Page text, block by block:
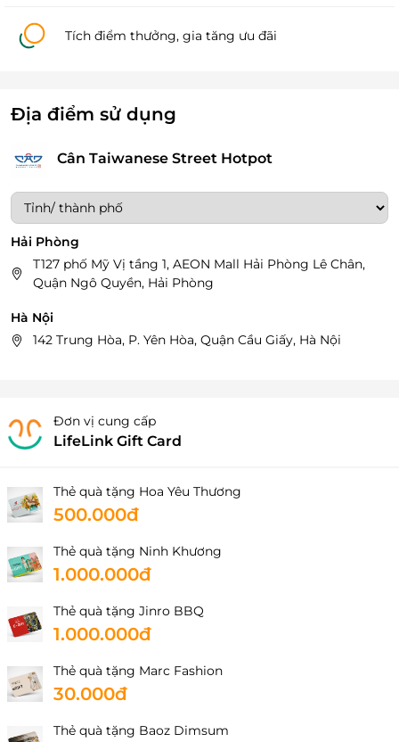
Tích điểm thưởng, gia tăng ưu đãi
Địa điểm sử dụng
Cân Taiwanese Street Hotpot
Hải Phòng
T127 phố Mỹ Vị tầng 1, AEON Mall Hải Phòng Lê Chân,
Quận Ngô Quyền, Hải Phòng
Hà Nội
142 Trung Hòa, P. Yên Hòa, Quận Cầu Giấy, Hà Nội
Đơn vị cung cấp
LifeLink Gift Card
Thẻ quà tặng Hoa Yêu Thương
500.000đ
Thẻ quà tặng Ninh Khương
1.000.000đ
Thẻ quà tặng Jinro BBQ
1.000.000đ
Thẻ quà tặng Marc Fashion
30.000đ
Thẻ quà tặng Baoz Dimsum